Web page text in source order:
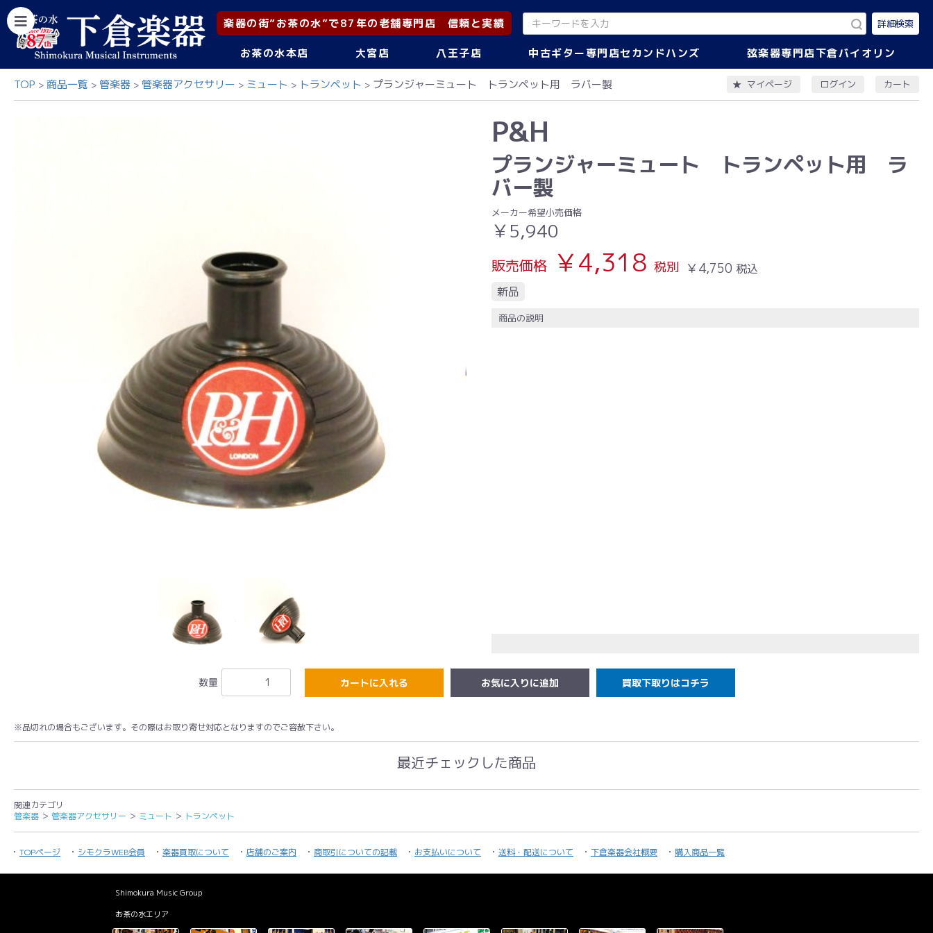
楽器の街”お茶の水”で87年の老舗専門店 信頼と実績 詳細検索
お茶の水本店 大宮店 八王子店 中古ギター専門店セカンドハンズ 弦楽器専門店下倉バイオリン
TOP 商品一覧 管楽器 管楽器アクセサリー ミュート トランペット プランジャーミュート トランペット用 ラバー製 マイページ ログイン カート
P&H
プランジャーミュート トランペット用 ラ
バー製
メーカー希望小売価格
￥5,940
販売価格 ￥4,318 税別 ￥4,750 税込
新品
商品の説明
数量 カートに入れる 買取下取りはコチラ
※品切れの場合もございます。その際はお取り寄せ対応となりますのでご容赦下さい。
最近チェックした商品
関連カテゴリ
管楽器 ＞ 管楽器アクセサリー ＞ ミュート ＞ トランペット
TOPページ シモクラWEB会員 楽器買取について 店舗のご案内 商取引についての記載 お支払いについて 送料・配送について 下倉楽器会社概要 購入商品一覧
Shimokura Music Group
お茶の水エリア